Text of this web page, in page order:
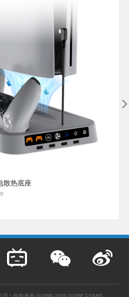
散热底座
›